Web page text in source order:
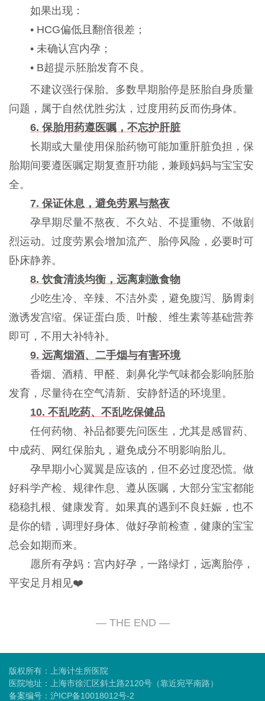
如果出现：
• HCG偏低且翻倍很差；
• 未确认宫内孕；
• B超提示胚胎发育不良。
不建议强行保胎。多数早期胎停是胚胎自身质量
问题，属于自然优胜劣汰，过度用药反而伤身体。
6. 保胎用药遵医嘱，不忘护肝脏
长期或大量使用保胎药物可能加重肝脏负担，保
胎期间要遵医嘱定期复查肝功能，兼顾妈妈与宝宝安
全。
7. 保证休息，避免劳累与熬夜
孕早期尽量不熬夜、不久站、不提重物、不做剧
烈运动。过度劳累会增加流产、胎停风险，必要时可
卧床静养。
8. 饮食清淡均衡，远离刺激食物
少吃生冷、辛辣、不洁外卖，避免腹泻、肠胃刺
激诱发宫缩。保证蛋白质、叶酸、维生素等基础营养
即可，不用大补特补。
9. 远离烟酒、二手烟与有害环境
香烟、酒精、甲醛、刺鼻化学气味都会影响胚胎
发育，尽量待在空气清新、安静舒适的环境里。
10. 不乱吃药、不乱吃保健品
任何药物、补品都要先问医生，尤其是感冒药、
中成药、网红保胎丸 ，避免成分不明影响胎儿。
孕早期小心翼翼是应该的，但不必过度恐慌。做
好科学产检、规律作息、遵从医嘱，大部分宝宝都能
稳稳扎根、健康发育。如果真的遇到不良妊娠，也不
是你的错，调理好身体、做好孕前检查，健康的宝宝
总会如期而来。
愿所有孕妈：宫内好孕，一路绿灯，远离胎停，
平安足月相见❤️
版权所有：上海计生所医院
医院地址：上海市徐汇区斜土路2120号（靠近宛平南路）
备案编号： 沪ICP备10018012号-2